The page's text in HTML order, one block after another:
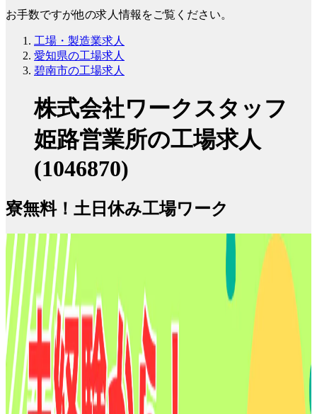
お手数ですが他の求人情報をご覧ください。
工場・製造業求人
愛知県の工場求人
碧南市の工場求人
株式会社ワークスタッフ
姫路営業所の工場求人
(1046870)
寮無料！土日休み工場ワーク